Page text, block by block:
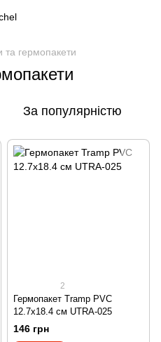
та гермопакети
За популярністю
2
Гермопакет Tramp PVC
12.7x18.4 см UTRA-025
146 грн